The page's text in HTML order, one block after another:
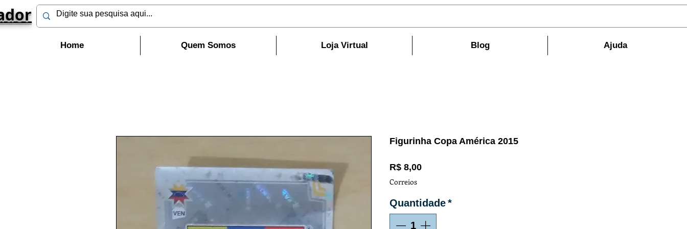
Home Quem Somos Loja Virtual Blog Ajuda
Figurinha Copa América 2015
R$ 8,00Preço
Correios
Quantidade*